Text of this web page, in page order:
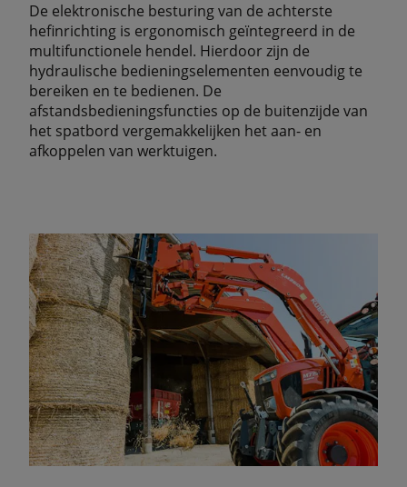
De elektronische besturing van de achterste
hefinrichting is ergonomisch geïntegreerd in de
multifunctionele hendel. Hierdoor zijn de
hydraulische bedieningselementen eenvoudig te
bereiken en te bedienen. De
afstandsbedieningsfuncties op de buitenzijde van
het spatbord vergemakkelijken het aan- en
afkoppelen van werktuigen.